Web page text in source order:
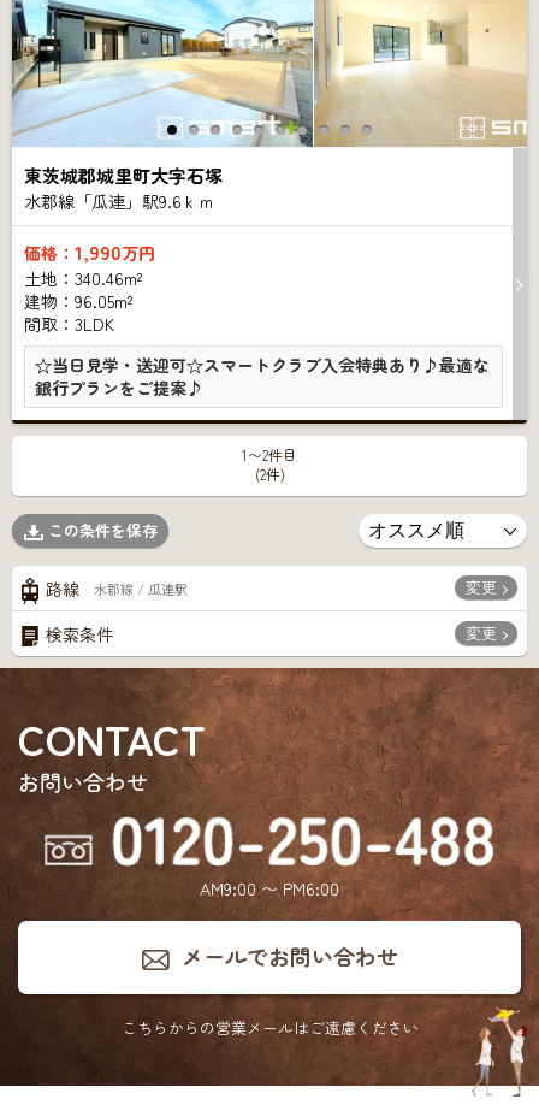
東茨城郡城里町大字石塚
水郡線「瓜連」駅9.6ｋｍ
価格： 1,990万円
土地：340.46m²
建物：96.05m²
間取：3LDK
☆当日見学・送迎可☆スマートクラブ入会特典あり♪最適な
銀行プランをご提案♪
1〜2件目
(2件)
この条件を保存
路線 水郡線 / 瓜連駅 変更
検索条件 変更
CONTACT
お問い合わせ
AM9:00 〜 PM6:00
メールでお問い合わせ
こちらからの営業メールはご遠慮ください